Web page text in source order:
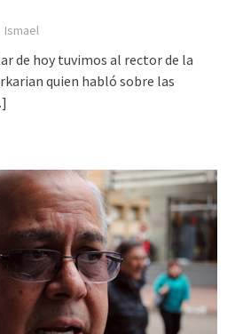
Ismael
de hoy tuvimos al rector de la
quien habló sobre las